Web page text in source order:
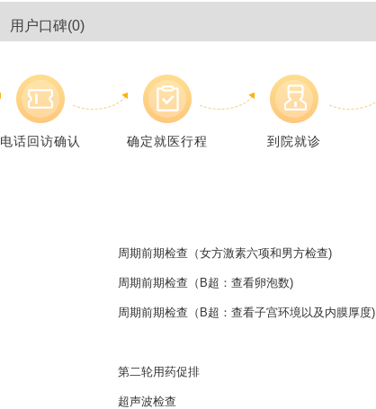
用户口碑(0)
电话回访确认 确定就医行程 到院就诊
周期前期检查（女方激素六项和男方检查)
周期前期检查（B超：查看卵泡数)
周期前期检查（B超：查看子宫环境以及内膜厚度)
第二轮用药促排
超声波检查